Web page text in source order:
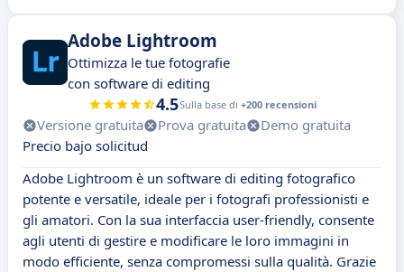
Adobe Lightroom
Ottimizza le tue fotografie
con software di editing
4.5Sulla base di +200 recensioni
Versione gratuita Prova gratuita
Demo gratuita
Precio bajo solicitud
Adobe Lightroom è un software di editing fotografico
potente e versatile, ideale per i fotografi professionisti e
gli amatori. Con la sua interfaccia user-friendly, consente
agli utenti di gestire e modificare le loro immagini in
modo efficiente, senza compromessi sulla qualità. Grazie